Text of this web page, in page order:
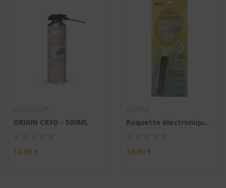
ORIGIN CRYO - 500ML
18,90 €
Raquette électronique anti-insecte volant avec...
13,90 €